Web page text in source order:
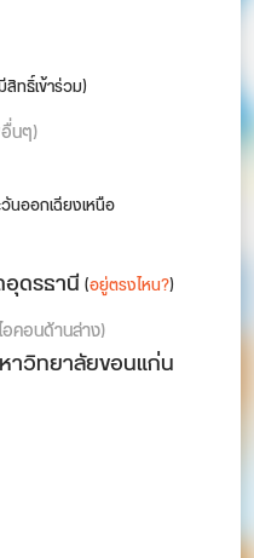
ทธิ์เข้าร่วม)
นๆ)
นออกเฉียงเหนือ
อุดรธานี(อยู่ตรงไหน?)
คอนด้านล่าง)
วิทยาลัยขอนแก่น